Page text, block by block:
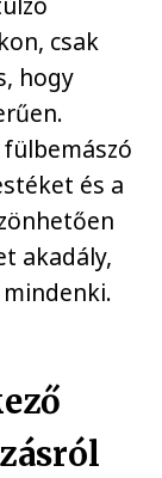
csak
hogy
és a
akadály,